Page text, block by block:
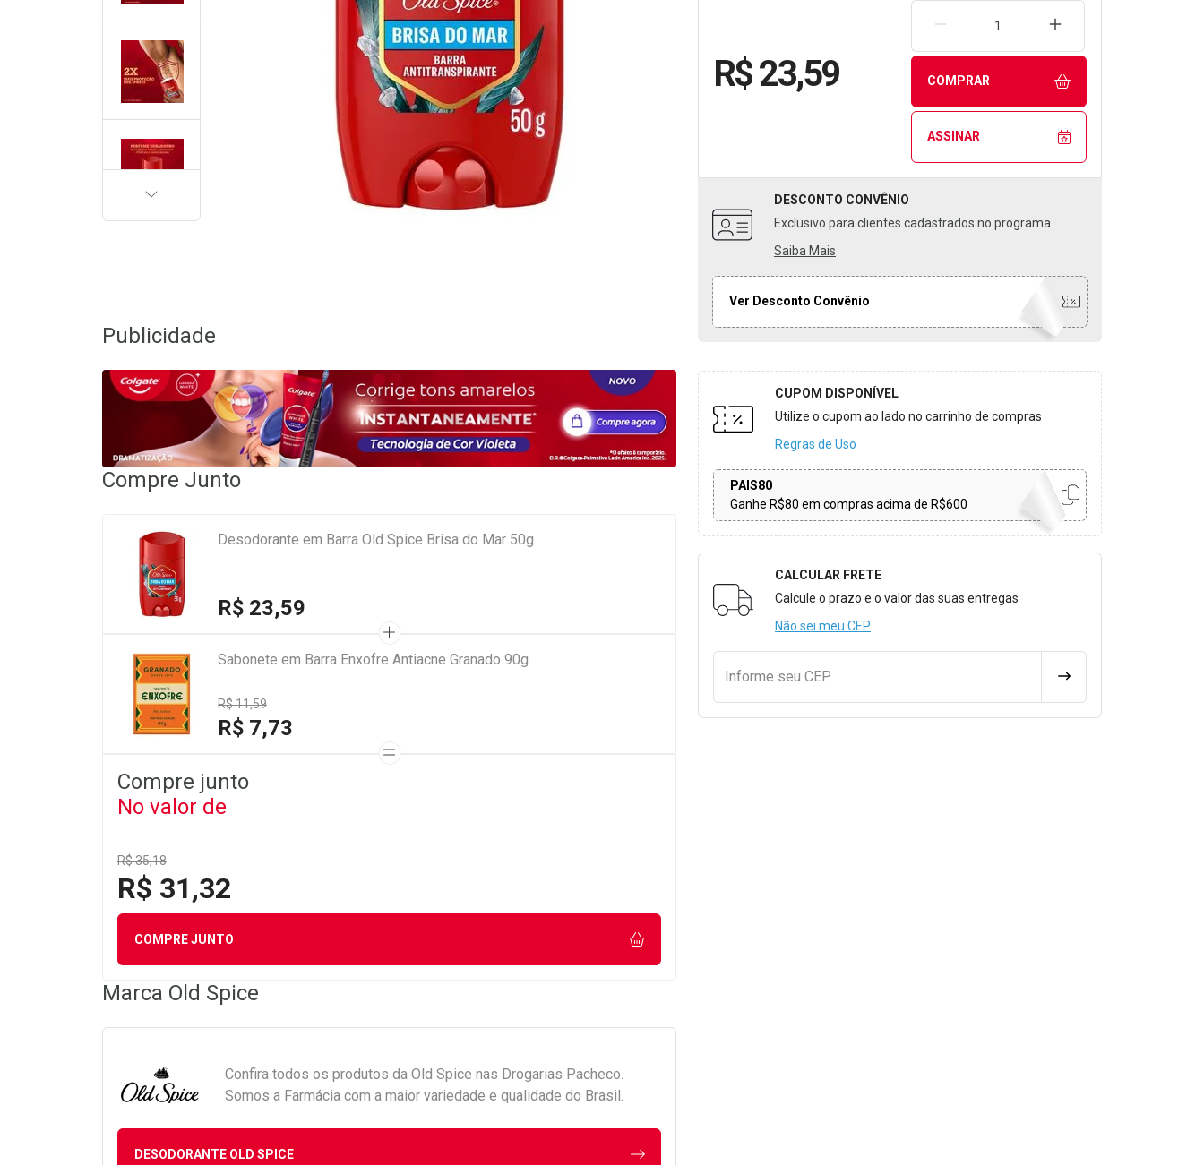
R$ 23,59
REMOVER UMA UNIDADEAUMENTAR UMA
COMPRAR
ASSINAR
DESCONTO CONVÊNIO
Exclusivo para clientes cadastrados no programa
Saiba Mais
Ver Desconto Convênio
CUPOM DISPONÍVEL
Utilize o cupom ao lado no carrinho de compras
Regras de Uso
PAIS80
Ganhe R$80 em compras acima de R$600
Formulário para Calcular o Frete
CALCULAR FRETE
Calcule o prazo e o valor das suas entregas
Não sei meu CEP
Informe seu CEP CALCULAR FRETE
PRÓXIMA
Publicidade
Compre Junto
Desodorante em Barra Old Spice Brisa do Mar 50g
R$ 23,59
Sabonete em Barra Enxofre Antiacne Granado 90g
R$ 11,59
R$ 7,73
Compre junto
No valor de
R$ 35,18
R$ 31,32
COMPRE JUNTO
Marca Old Spice
Confira todos os produtos da Old Spice nas Drogarias Pacheco.
Somos a Farmácia com a maior variedade e qualidade do Brasil.
DESODORANTE OLD SPICE